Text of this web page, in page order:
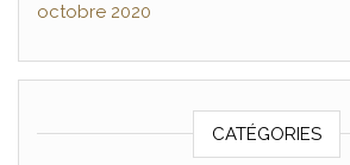
octobre 2020
CATÉGORIES